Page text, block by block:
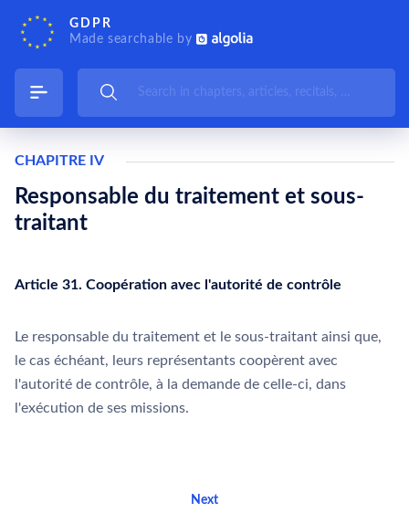
GDPR
Made searchable by
CHAPITRE IV
Responsable du traitement et sous-
traitant
Article 31. Coopération avec l'autorité de contrôle
Le responsable du traitement et le sous-traitant ainsi que,
le cas échéant, leurs représentants coopèrent avec
l'autorité de contrôle, à la demande de celle-ci, dans
l'exécution de ses missions.
Next